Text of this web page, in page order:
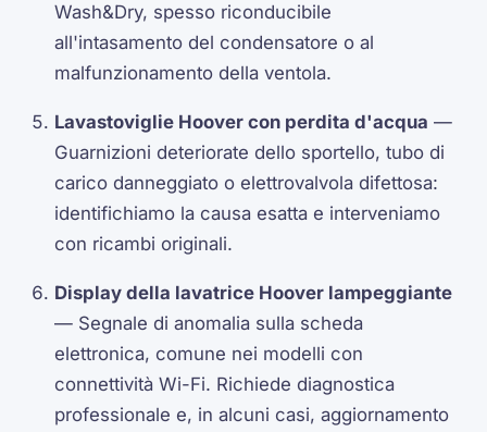
Wash&Dry, spesso riconducibile
all'intasamento del condensatore o al
malfunzionamento della ventola.
Lavastoviglie Hoover con perdita d'acqua —
Guarnizioni deteriorate dello sportello, tubo di
carico danneggiato o elettrovalvola difettosa:
identifichiamo la causa esatta e interveniamo
con ricambi originali.
Display della lavatrice Hoover lampeggiante
— Segnale di anomalia sulla scheda
elettronica, comune nei modelli con
connettività Wi-Fi. Richiede diagnostica
professionale e, in alcuni casi, aggiornamento